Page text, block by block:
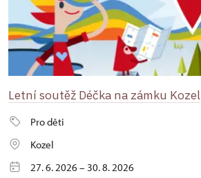
Letní soutěž Déčka na zámku Kozel
Pro děti
Kozel
27. 6. 2026 – 30. 8. 2026